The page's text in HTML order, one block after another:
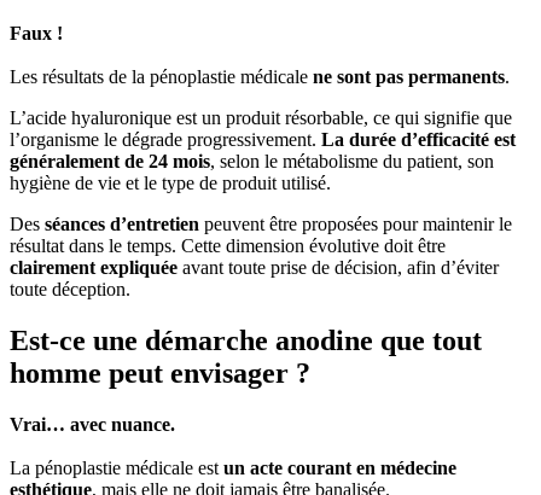
Faux !
Les résultats de la pénoplastie médicale ne sont pas permanents.
L’acide hyaluronique est un produit résorbable, ce qui signifie que
l’organisme le dégrade progressivement. La durée d’efficacité est
généralement de 24 mois, selon le métabolisme du patient, son
hygiène de vie et le type de produit utilisé.
Des séances d’entretien peuvent être proposées pour maintenir le
résultat dans le temps. Cette dimension évolutive doit être
clairement expliquée avant toute prise de décision, afin d’éviter
toute déception.
Est-ce une démarche anodine que tout
homme peut envisager ?
Vrai… avec nuance.
La pénoplastie médicale est un acte courant en médecine
esthétique, mais elle ne doit jamais être banalisée.